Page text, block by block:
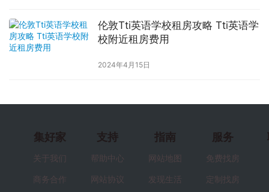
伦敦Tti英语学校租房攻略 Tti英语学
校附近租房费用
2024年4月15日
集好家
关于我们
商务合作
支持
帮助中心
网站协议
指南
网站地图
发现生活
服务
免费找房
定制找房